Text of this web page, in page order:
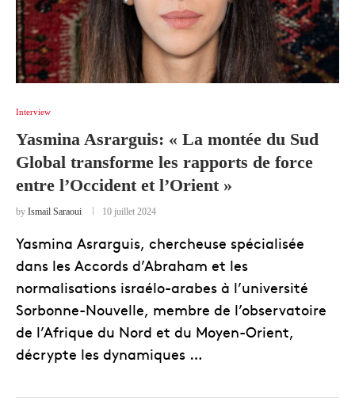
Interview
Yasmina Asrarguis: « La montée du Sud
Global transforme les rapports de force
entre l’Occident et l’Orient »
by Ismail Saraoui 10 juillet 2024
Yasmina Asrarguis, chercheuse spécialisée
dans les Accords d’Abraham et les
normalisations israélo-arabes à l’université
Sorbonne-Nouvelle, membre de l’observatoire
de l’Afrique du Nord et du Moyen-Orient,
décrypte les dynamiques …